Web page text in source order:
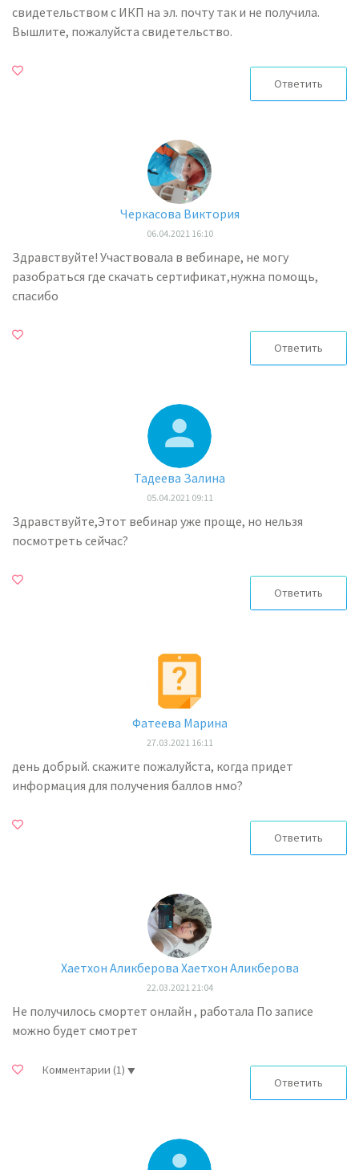
свидетельством с ИКП на эл. почту так и не получила.
Вышлите, пожалуйста свидетельство.
Ответить
Черкасова Виктория
06.04.2021 16:10
Здравствуйте! Участвовала в вебинаре, не могу
разобраться где скачать сертификат,нужна помощь,
спасибо
Ответить
Тадеева Залина
05.04.2021 09:11
Здравствуйте,Этот вебинар уже проще, но нельзя
посмотреть сейчас?
Ответить
Фатеева Марина
27.03.2021 16:11
день добрый. скажите пожалуйста, когда придет
информация для получения баллов нмо?
Ответить
Хаетхон Аликберова Хаетхон Аликберова
22.03.2021 21:04
Не получилось смортет онлайн , работала По записе
можно будет смотрет
Комментарии (1)
Ответить